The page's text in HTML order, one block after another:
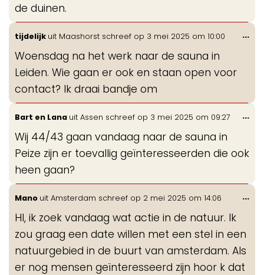
de duinen.
tijdelijk uit Maashorst schreef op 3 mei 2025 om 10:00
Woensdag na het werk naar de sauna in
Leiden. Wie gaan er ook en staan open voor
contact? Ik draai bandje om
...
Bart en Lana uit Assen schreef op 3 mei 2025 om 09:27
Wij 44/43 gaan vandaag naar de sauna in
Peize zijn er toevallig geïnteresseerden die ook
heen gaan?
...
Mano uit Amsterdam schreef op 2 mei 2025 om 14:06
HI, ik zoek vandaag wat actie in de natuur. Ik
zou graag een date willen met een stel in een
natuurgebied in de buurt van amsterdam. Als
er nog mensen geïnteresseerd zijn hoor k dat
...